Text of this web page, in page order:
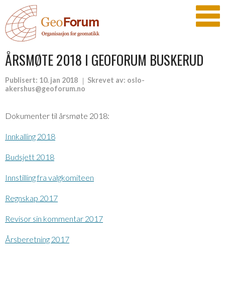
ÅRSMØTE 2018 I GEOFORUM BUSKERUD
Publisert: 10. jan 2018 Skrevet av: oslo-
akershus@geoforum.no
Dokumenter til årsmøte 2018:
Innkalling 2018
Budsjett 2018
Innstilling fra valgkomiteen
Regnskap 2017
Revisor sin kommentar 2017
Årsberetning 2017